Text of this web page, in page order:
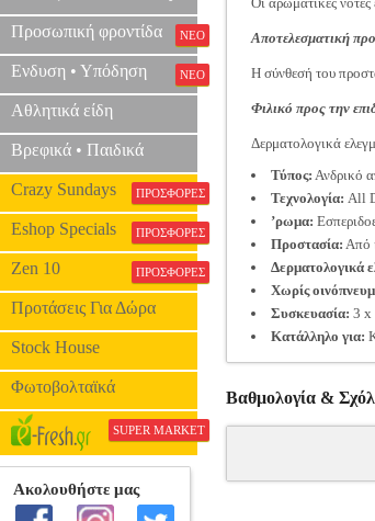
Προσωπική φροντίδα ΝΕΟ
Ενδυση • Υπόδηση ΝΕΟ
Αθλητικά είδη
Βρεφικά • Παιδικά
Crazy Sundays ΠΡΟΣΦΟΡΕΣ
Eshop Specials ΠΡΟΣΦΟΡΕΣ
Zen 10 ΠΡΟΣΦΟΡΕΣ
Προτάσεις Για Δώρα
Stock House
Φωτοβολταϊκά
SUPER MARKET
Αποτελεσματική
Η σύνθεσή του
Φιλικό προς την
Δερματολογικά
Τύπος: Ανδρικό
Τεχνολογία: All
’ρωμα:
Προστασία: Από
Δερματολογικά
Χωρίς
Συσκευασία: 3 x
Κατάλληλο για:
Βαθμολογία &